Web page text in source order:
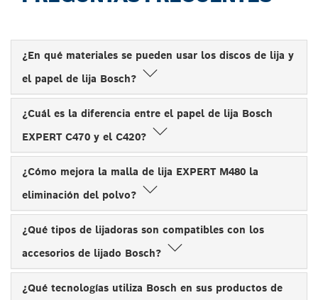
¿En qué materiales se pueden usar los discos de lija y
el papel de lija Bosch?
¿Cuál es la diferencia entre el papel de lija Bosch
EXPERT C470 y el C420?
¿Cómo mejora la malla de lija EXPERT M480 la
eliminación del polvo?
¿Qué tipos de lijadoras son compatibles con los
accesorios de lijado Bosch?
¿Qué tecnologías utiliza Bosch en sus productos de